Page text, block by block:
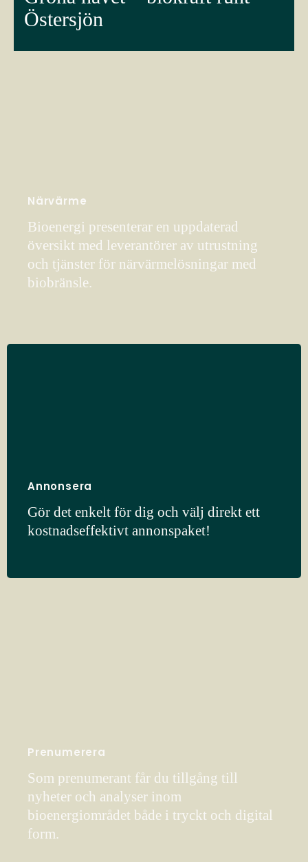
Östersjön
Närvärme
Bioenergi presenterar en uppdaterad
översikt med leverantörer av utrustning
och tjänster för närvärmelösningar med
biobränsle.
Annonsera
Gör det enkelt för dig och välj direkt ett
kostnadseffektivt annonspaket!
Prenumerera
Som prenumerant får du tillgång till
nyheter och analyser inom
bioenergiområdet både i tryckt och digital
form.